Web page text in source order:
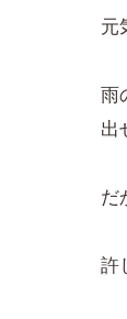
元
雨
出
だ
許